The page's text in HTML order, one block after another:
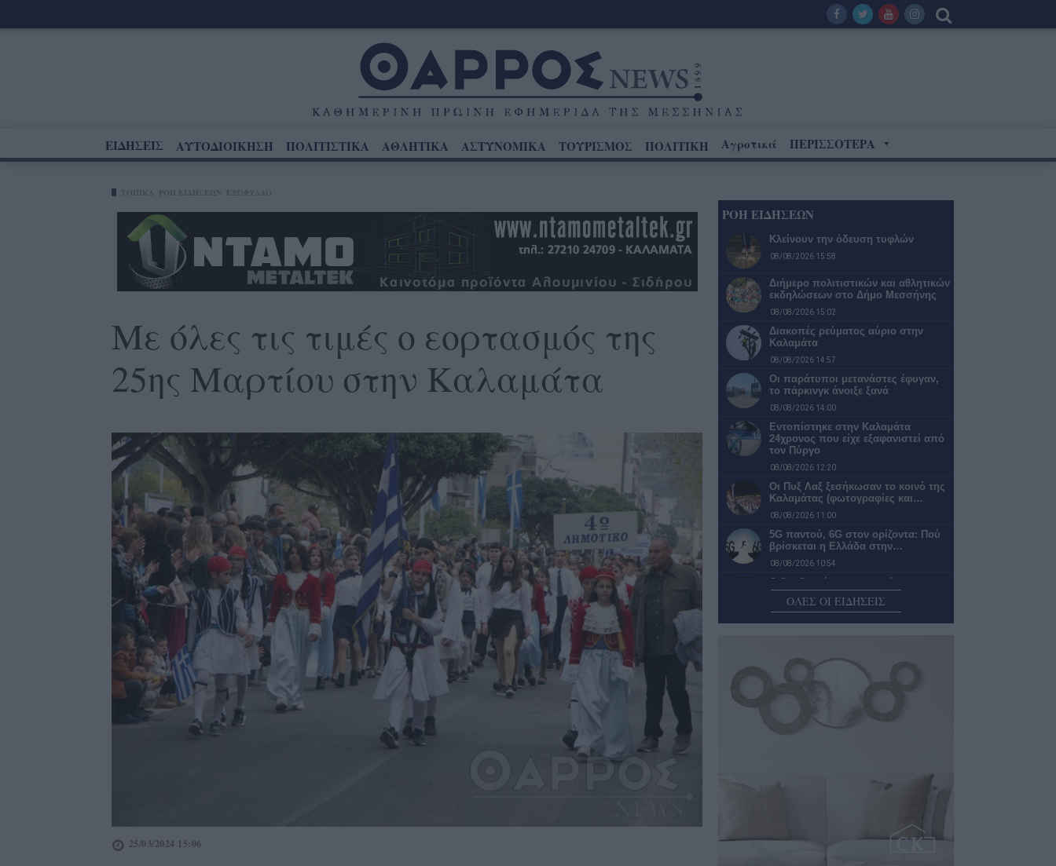
ΕΙΔΗΣΕΙΣ ΑΥΤΟΔΙΟΙΚΗΣΗ ΠΟΛΙΤΙΣΤΙΚΑ ΑΘΛΗΤΙΚΑ ΑΣΤΥΝΟΜΙΚΑ ΤΟΥΡΙΣΜΟΣ ΠΟΛΙΤΙΚΗ Αγροτικά ΠΕΡΙΣΣΟΤΕΡΑ
Με όλες τις τιμές ο εορτασμός της
25ης Μαρτίου στην Καλαμάτα
25/03/2024 15:06
ΡΟΗ ΕΙΔΗΣΕΩΝ
Κλείνουν την όδευση τυφλών
08/08/2026 15:58
Διήμερο πολιτιστικών και αθλητικών
εκδηλώσεων στο Δήμο Μεσσήνης
08/08/2026 15:02
Διακοπές ρεύματος αύριο στην
Καλαμάτα
08/08/2026 14:57
Οι παράτυποι μετανάστες έφυγαν,
το πάρκινγκ άνοιξε ξανά
08/08/2026 14:00
Εντοπίστηκε στην Καλαμάτα
24χρονος που είχε εξαφανιστεί από
τον Πύργο
08/08/2026 12:20
Οι Πυξ Λαξ ξεσήκωσαν το κοινό της
Καλαμάτας (φωτογραφίες και…
08/08/2026 11:00
5G παντού, 6G στον ορίζοντα: Πού
βρίσκεται η Ελλάδα στην…
08/08/2026 10:54
Ο βραβευμένος εικαστικός
καλλιτέχνης και συγγραφέας
Χρίστος Χαλικιάς συμμετέχει στην…
08/08/2026 10:40
Δρόμους, ρίψη λιθαριού…
08/08/2026 10:36
ΟΛΕΣ ΟΙ ΕΙΔΗΣΕΙΣ